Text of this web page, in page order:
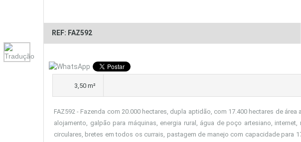
REF: FAZ592
3,50 m²
FAZ592 - Fazenda com 20.000 hectares, dupla aptidão, com 17.400 hectares de
alojamento, galpão para máquinas, energia rural, água de poço artesiano,
circulares, bretes em todos os currais, pastagem de manejo com capacidade para